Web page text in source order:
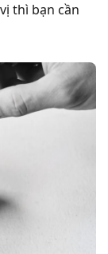
thì bạn cần